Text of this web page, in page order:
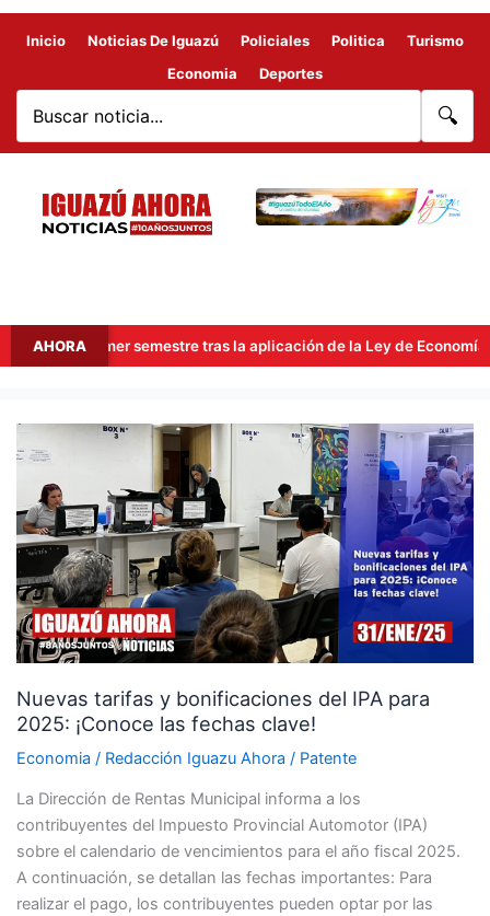
Inicio Noticias De Iguazú Policiales Politica
Turismo
Economia
Deportes
🔍
AHORA
el primer semestre tras la aplicación de la Ley de Economía del
Nuevas tarifas y bonificaciones del IPA para
2025: ¡Conoce las fechas clave!
Economia / Redacción Iguazu Ahora / Patente
La Dirección de Rentas Municipal informa a los
contribuyentes del Impuesto Provincial Automotor (IPA)
sobre el calendario de vencimientos para el año fiscal 2025.
A continuación, se detallan las fechas importantes: Para
realizar el pago, los contribuyentes pueden optar por las
Nuevas
tarifas
bonificaciones
del
IPA
para
2025:
¡Conoce
fechas
clave!